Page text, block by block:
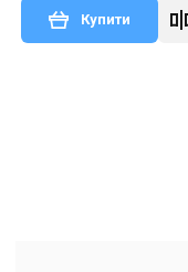
Купити